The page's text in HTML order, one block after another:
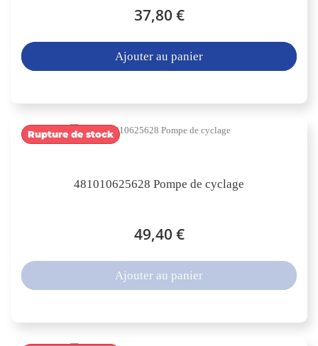
37,80 €
Ajouter au panier
481010625628 Pompe de cyclage
49,40 €
Rupture de stock
Ajouter au panier